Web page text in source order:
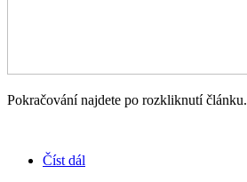
Pokračování najdete po rozkliknutí článku.
Číst dál